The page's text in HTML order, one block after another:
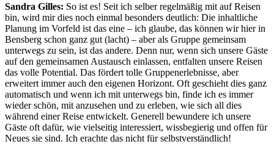
Sandra Gilles: So ist es! Seit ich selber regelmäßig mit auf Reisen
bin, wird mir dies noch einmal besonders deutlich: Die inhaltliche
Planung im Vorfeld ist das eine – ich glaube, das können wir hier in
Bensberg schon ganz gut (lacht) – aber als Gruppe gemeinsam
unterwegs zu sein, ist das andere. Denn nur, wenn sich unsere Gäste
auf den gemeinsamen Austausch einlassen, entfalten unsere Reisen
das volle Potential. Das fördert tolle Gruppenerlebnisse, aber
erweitert immer auch den eigenen Horizont. Oft geschieht dies ganz
automatisch und wenn ich mit unterwegs bin, finde ich es immer
wieder schön, mit anzusehen und zu erleben, wie sich all dies
während einer Reise entwickelt. Generell bewundere ich unsere
Gäste oft dafür, wie vielseitig interessiert, wissbegierig und offen für
Neues sie sind. Ich erachte das nicht für selbstverständlich!